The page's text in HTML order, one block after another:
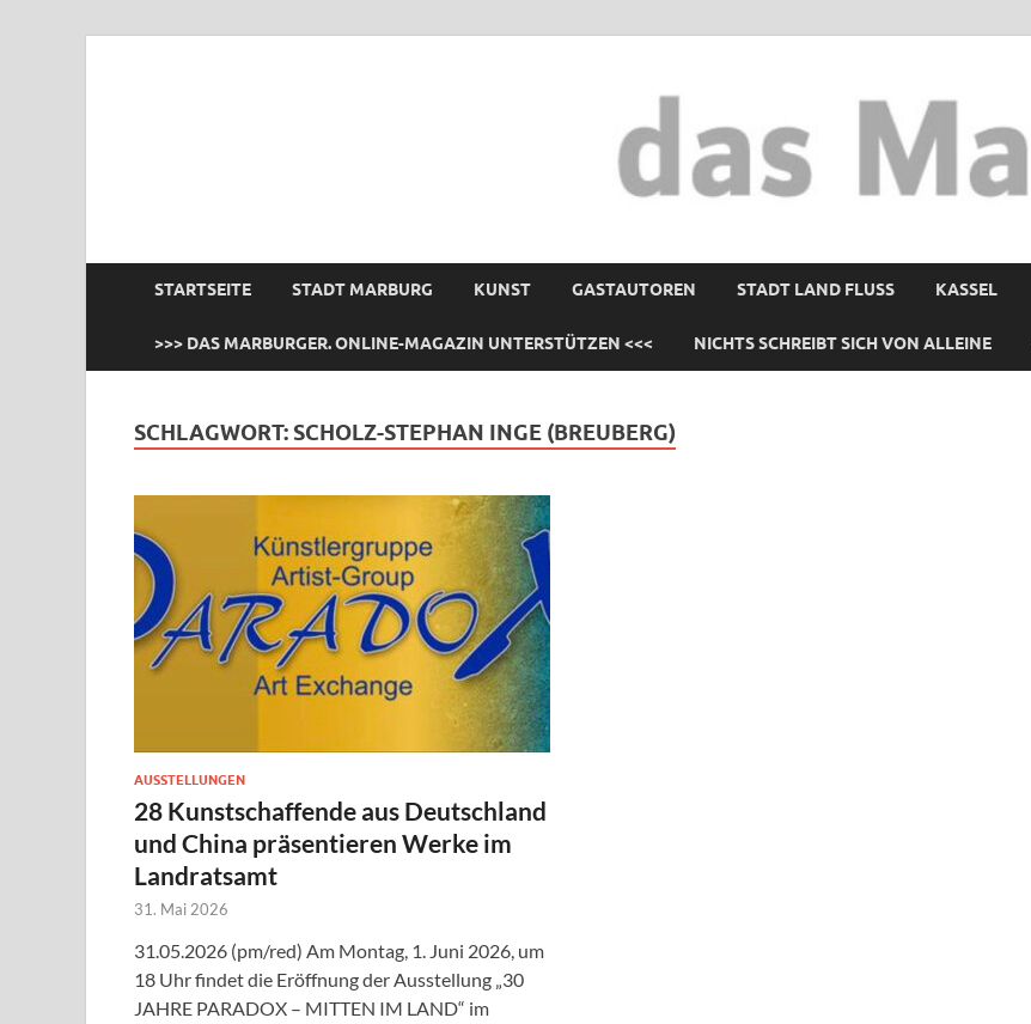
STARTSEITE STADT MARBURG KUNST GASTAUTOREN STADT LAND FLUSS KASSEL
>>> DAS MARBURGER. ONLINE-MAGAZIN UNTERSTÜTZEN <<< NICHTS SCHREIBT SICH VON ALLEINE
SCHLAGWORT: SCHOLZ-STEPHAN INGE (BREUBERG)
AUSSTELLUNGEN
28 Kunstschaffende aus Deutschland
und China präsentieren Werke im
Landratsamt
31. Mai 2026
31.05.2026 (pm/red) Am Montag, 1. Juni 2026, um
18 Uhr findet die Eröffnung der Ausstellung „30
JAHRE PARADOX – MITTEN IM LAND“ im